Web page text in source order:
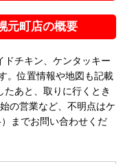
元町店の概要
ドチキン、ケンタッキー
。位置情報や地図も記載
たあと、取りに行くとき
の営業など、不明点はケ
までお問い合わせくだ